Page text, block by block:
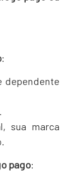
:
dependente
sua marca
pago: